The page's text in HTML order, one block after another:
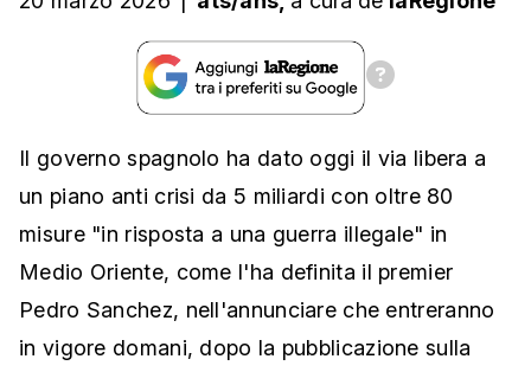
Il governo spagnolo ha dato oggi il via libera a
un piano anti crisi da 5 miliardi con oltre 80
misure "in risposta a una guerra illegale" in
Medio Oriente, come l'ha definita il premier
Pedro Sanchez, nell'annunciare che entreranno
in vigore domani, dopo la pubblicazione sulla